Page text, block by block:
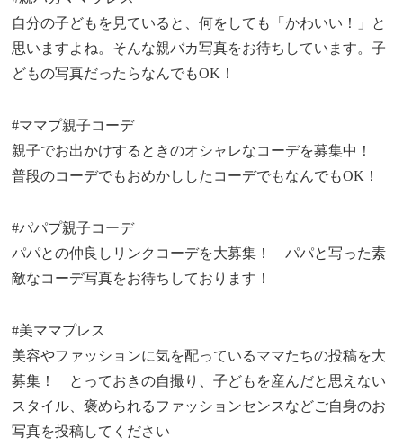
自分の子どもを見ていると、何をしても「かわいい！」と
思いますよね。そんな親バカ写真をお待ちしています。子
どもの写真だったらなんでもOK！
#ママプ親子コーデ
親子でお出かけするときのオシャレなコーデを募集中！
普段のコーデでもおめかししたコーデでもなんでもOK！
#パパプ親子コーデ
パパとの仲良しリンクコーデを大募集！ パパと写った素
敵なコーデ写真をお待ちしております！
#美ママプレス
美容やファッションに気を配っているママたちの投稿を大
募集！ とっておきの自撮り、子どもを産んだと思えない
スタイル、褒められるファッションセンスなどご自身のお
写真を投稿してください